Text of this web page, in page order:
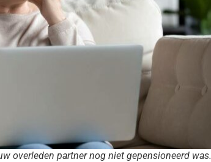
overleden partner nog niet gepensioneerd was.